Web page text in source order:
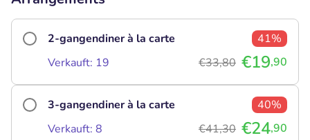
2-gangendiner à la carte
41%
Verkauft: 19
€33,80 €19,90
3-gangendiner à la carte
40%
Verkauft: 8
€41,30 €24,90